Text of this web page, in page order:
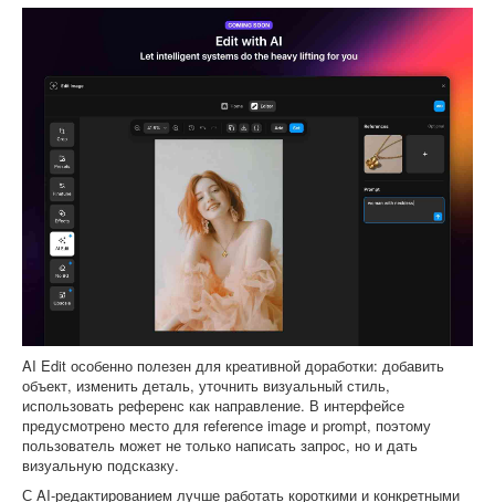
AI Edit особенно полезен для креативной доработки: добавить
объект, изменить деталь, уточнить визуальный стиль,
использовать референс как направление. В интерфейсе
предусмотрено место для reference image и prompt, поэтому
пользователь может не только написать запрос, но и дать
визуальную подсказку.
С AI-редактированием лучше работать короткими и конкретными